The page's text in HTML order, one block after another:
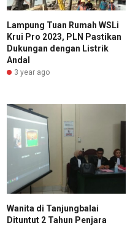
Lampung Tuan Rumah WSLi
Krui Pro 2023, PLN Pastikan
Dukungan dengan Listrik
Andal
3 year ago
Wanita di Tanjungbalai
Dituntut 2 Tahun Penjara